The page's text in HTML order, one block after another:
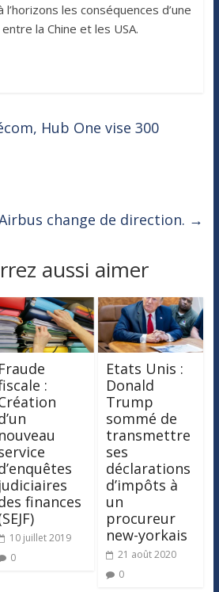
les conséquences d’une
la Chine et les USA.
Hub One vise 300
change de direction. →
aussi aimer
Fraude
:
nouveau
judiciaires
finances
10 juillet 2019
0
Etats Unis :
Donald
Trump
sommé de
transmettre
ses
déclarations
d’impôts à
un
procureur
new-yorkais
21 août 2020
0